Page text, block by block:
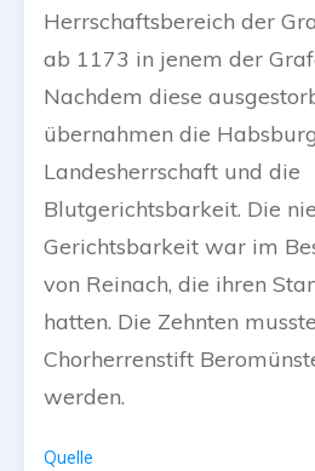
Herrschaftsbereich der
ab 1173 in jenem der
Nachdem diese
übernahmen die
Landesherrschaft und die
Blutgerichtsbarkeit. Die
Gerichtsbarkeit war im
von Reinach, die ihren
hatten. Die Zehnten
Chorherrenstift
werden.
Quelle